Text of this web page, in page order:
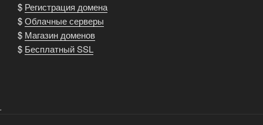
$ Регистрация домена
$Облачные серверы
$ Магазин доменов
$ Бесплатный SSL
.